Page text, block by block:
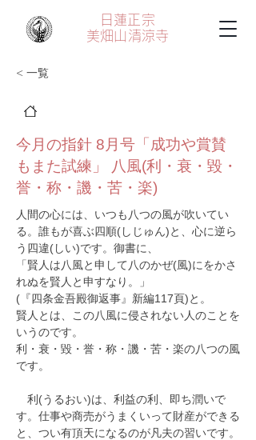
日蓮正宗
美畑山 清涼寺
< 一覧
今月の指針 8月号「成功や賞賛
もまた試練」 八風(利・衰・毀・
誉・称・譏・苦・楽)
人間の心には、いつも八つの風が吹いてい
る。誰もが喜ぶ四順(しじゅん)と、心に逆ら
う四違(しい)です。御書に、
「賢人は八風と申して八のかぜ(風)にをかさ
れぬを賢人と申すなり。」
(『四条金吾殿御返事』新編117頁)と。
賢人とは、この八風に侵されない人のことを
いうのです。
利・衰・毀・誉・称・譏・苦・楽の八つの風
です。
利(うるおい)は、利益の利、即ち潤いで
す。仕事や商売がうまくいって財産ができる
と、つい有頂天になるのが凡夫の習いです。